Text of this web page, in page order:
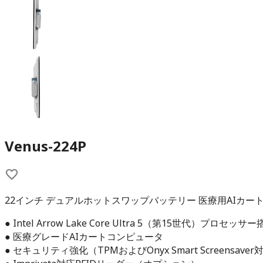
Venus-224P
22インチ デュアルホットスワップバッテリー 医療用AIカー
● Intel Arrow Lake Core Ultra 5（第15世代）プロセッサー
● 医療グレードAIカートコンピュータ
● セキュリティ強化（TPMおよびOnyx Smart Screensaver対